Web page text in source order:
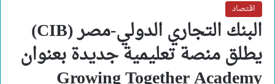
اقتصاد
البنك التجاري الدولي-مصر (CIB)
يطلق منصة تعليمية جديدة بعنوان